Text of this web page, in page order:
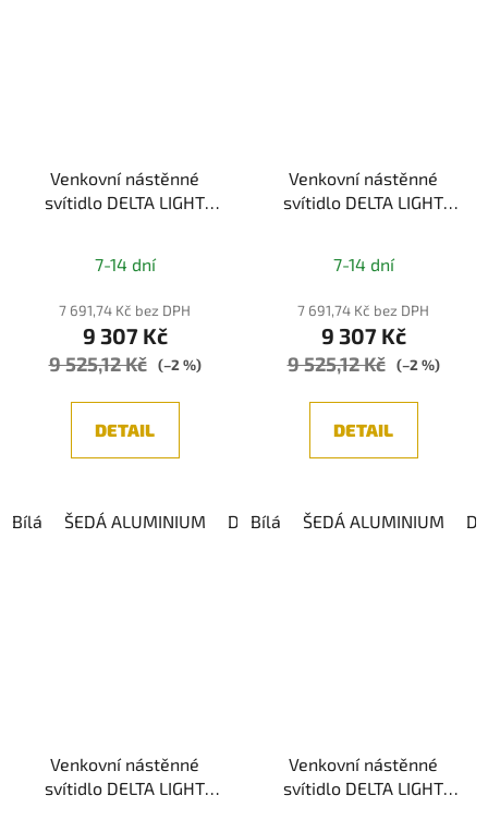
Venkovní nástěnné
svítidlo DELTA LIGHT
7-14 dní
7 691,74 Kč bez DPH
9 307 Kč
9 525,12 Kč (–2 %)
DETAIL
Bílá ŠEDÁ ALUMINIUM DARK GREY
Venkovní nástěnné
svítidlo DELTA LIGHT
7-14 dní
7 691,74 Kč bez DPH
9 307 Kč
9 525,12 Kč (–2 %)
DETAIL
Bílá ŠEDÁ ALUMINIUM
Venkovní nástěnné
svítidlo DELTA LIGHT
Venkovní nástěnné
svítidlo DELTA LIGHT